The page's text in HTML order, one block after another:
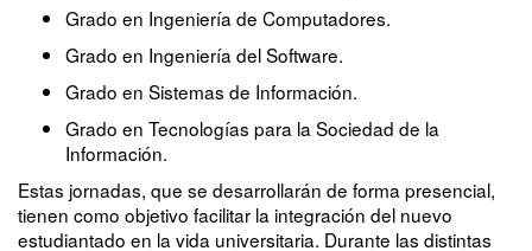
Grado en Ingeniería de Computadores.
Grado en Ingeniería del Software.
Grado en Sistemas de Información.
Grado en Tecnologías para la Sociedad de la
Información.
Estas jornadas, que se desarrollarán de forma presencial,
tienen como objetivo facilitar la integración del nuevo
estudiantado en la vida universitaria. Durante las distintas